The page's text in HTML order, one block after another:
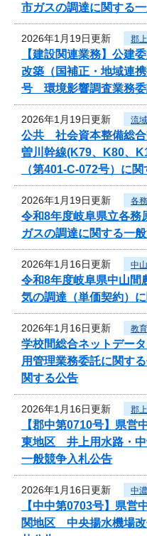
市ガスの調達に関する
2026年1月19日更新 郡
【建設関連業務】公建
改築（国補正・地域連
号 環境影響調査業務委
2026年1月19日更新 流
公共 社会資本整備総合
曽川幹線(K79、K80、
（第401-C-072号）に
2026年1月19日更新 各
令和8年度岐阜県立各務
ガスの調達に関する一
2026年1月16日更新 中
令和8年度岐阜県中山間
気の調達（単価契約）
2026年1月16日更新 教
学校間総合ネットデー
用管理業務委託に関す
関する公告
2026年1月16日更新 郡
【郡中第0710号】県
東地区 井上用水路・中
一般競争入札公告
2026年1月16日更新 中
【中中第0703号】県
関地区 中央揚水機場